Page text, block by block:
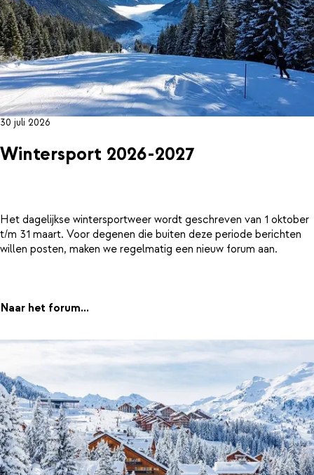
30 juli 2026
Wintersport 2026-2027
Het dagelijkse wintersportweer wordt geschreven van 1 oktober
t/m 31 maart. Voor degenen die buiten deze periode berichten
willen posten, maken we regelmatig een nieuw forum aan.
Naar het forum...